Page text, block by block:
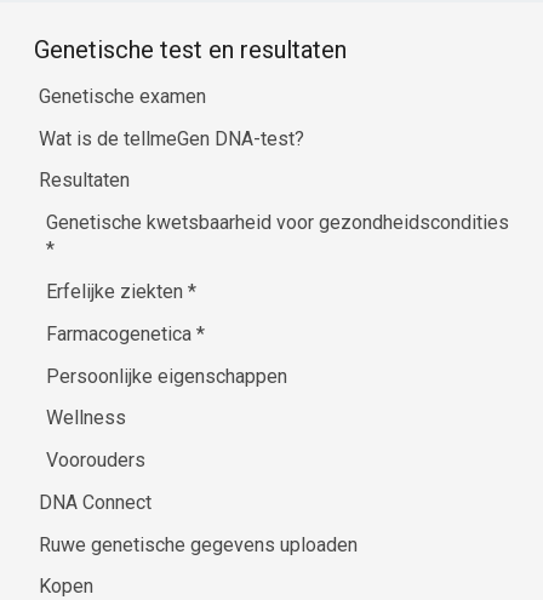
Genetische test en resultaten
Genetische examen
Wat is de tellmeGen DNA-test?
Resultaten
Genetische kwetsbaarheid voor gezondheidscondities
*
Erfelijke ziekten*
Farmacogenetica*
Persoonlijke eigenschappen
Wellness
Voorouders
DNA Connect
Ruwe genetische gegevens uploaden
Kopen